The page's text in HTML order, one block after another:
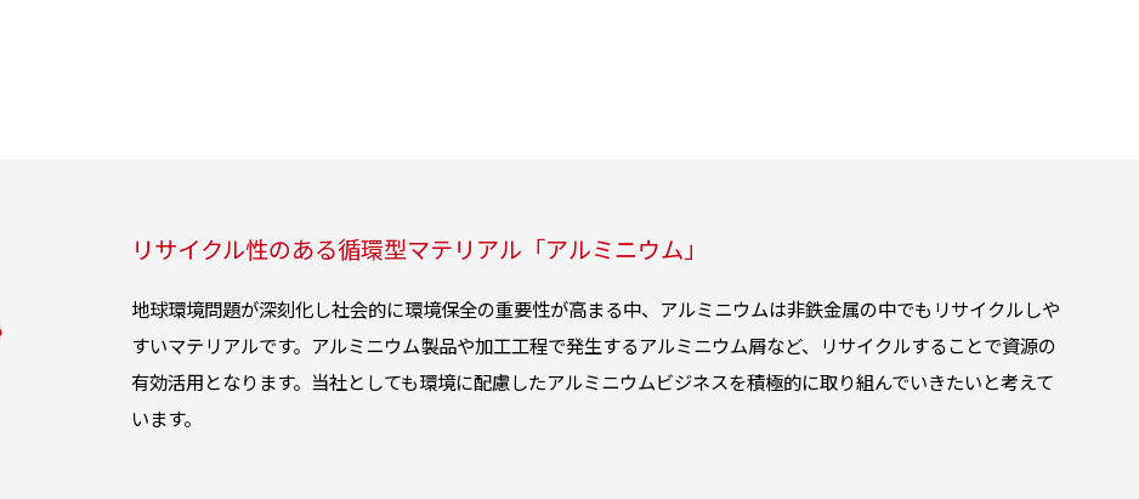
リサイクル性のある循環型マテリアル「アルミニウム」
地球環境問題が深刻化し社会的に環境保全の重要性が高まる中、アルミニウムは非鉄金属の中でもリサイクルしや
すいマテリアルです。アルミニウム製品や加工工程で発生するアルミニウム屑など、リサイクルすることで資源の
有効活用となります。当社としても環境に配慮したアルミニウムビジネスを積極的に取り組んでいきたいと考えて
います。